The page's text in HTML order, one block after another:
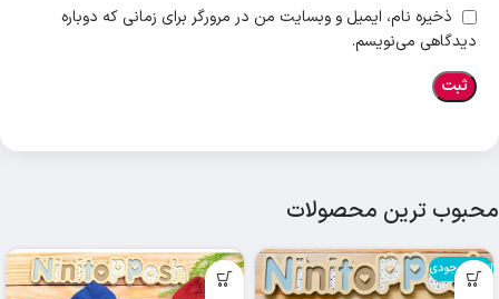
ذخیره نام، ایمیل و وبسایت من در مرورگر برای زمانی که دوباره
دیدگاهی می‌نویسم.
محبوب ترین محصولات
اتمام موجودی